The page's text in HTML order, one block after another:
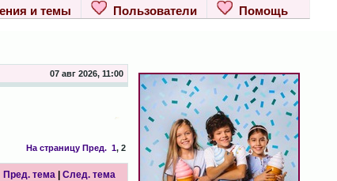
Помощь
Пользователи
и темы
07 авг 2026, 11:00
На страницу Пред. 1, 2
Пред. тема| След. тема